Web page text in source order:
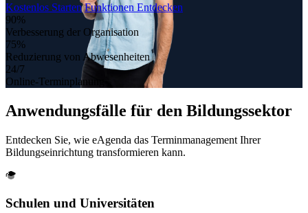
Kostenlos Starten Funktionen Entdecken
90%
Verbesserung der Organisation
75%
Reduzierung von Abwesenheiten
24/7
Online-Terminplanung
Anwendungsfälle für den Bildungssektor
Entdecken Sie, wie eAgenda das Terminmanagement Ihrer
Bildungseinrichtung transformieren kann.
Schulen und Universitäten